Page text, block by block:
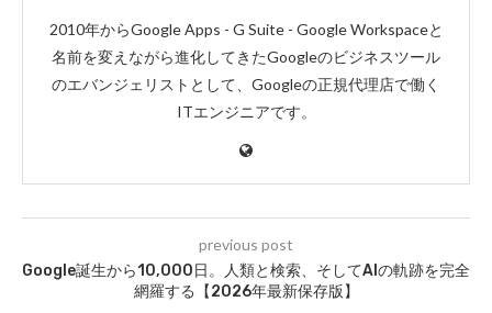
2010年からGoogle Apps - G Suite - Google Workspaceと
名前を変えながら進化してきたGoogleのビジネスツール
のエバンジェリストとして、Googleの正規代理店で働く
ITエンジニアです。
previous post
Google誕生から10,000日。人類と検索、そしてAIの軌跡を完全
網羅する【2026年最新保存版】